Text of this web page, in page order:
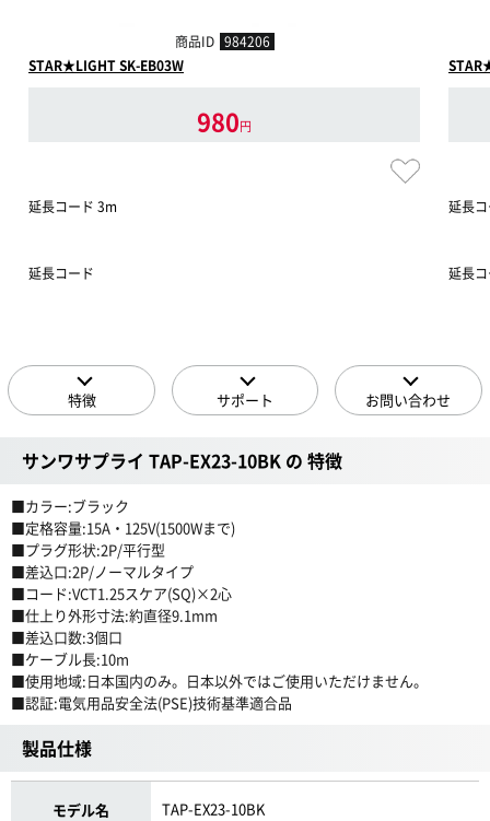
商品ID 984206
STAR★LIGHT SK-EB03W
980円
延長コード 3m
延長コード
延長
延長
特徴 サポート お問い合わせ
サンワサプライ TAP-EX23-10BK の 特徴
■カラー:ブラック
■定格容量:15A・125V(1500Wまで)
■プラグ形状:2P/平行型
■差込口:2P/ノーマルタイプ
■コード:VCT1.25スケア(SQ)×2心
■仕上り外形寸法:約直径9.1mm
■差込口数:3個口
■ケーブル長:10m
■使用地域:日本国内のみ。日本以外ではご使用いただけません。
■認証:電気用品安全法(PSE)技術基準適合品
製品仕様
モデル名 TAP-EX23-10BK